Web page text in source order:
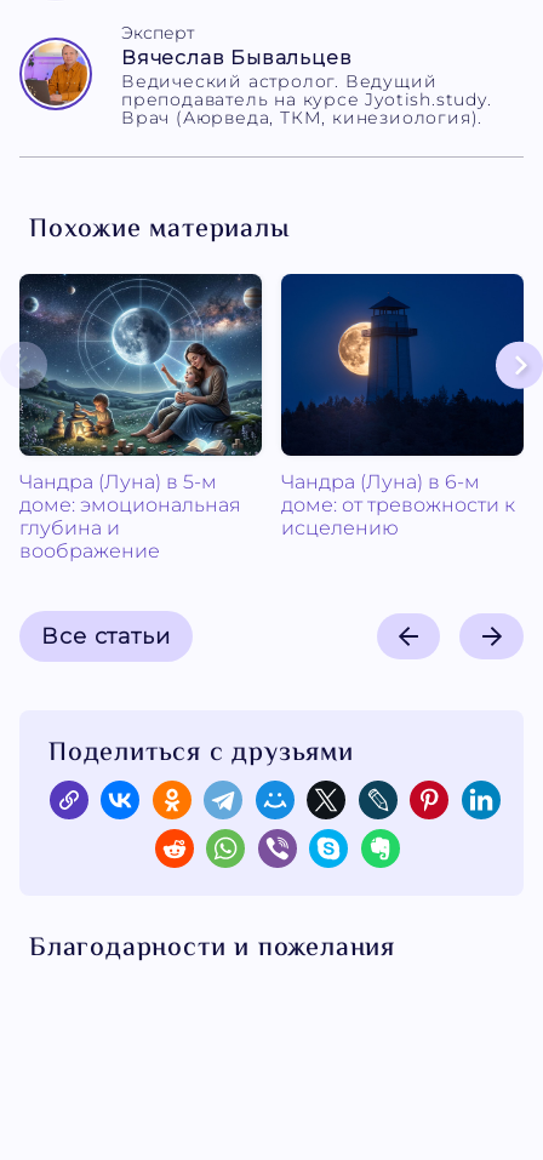
Эксперт
Вячеслав Бывальцев
Ведический астролог. Ведущий
преподаватель на курсе Jyotish.study.
Врач (Аюрведа, ТКМ, кинезиология).
Похожие материалы
Чандра (Луна) в 5-м
доме: эмоциональная
глубина и
воображение
Чандра (Луна) в 6-м
доме: от тревожности к
исцелению
Все статьи
Поделиться с друзьями
Благодарности и пожелания